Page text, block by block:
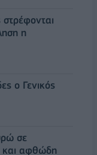
στρέφονται
η
ο Γενικός
σε
και αφθώδη